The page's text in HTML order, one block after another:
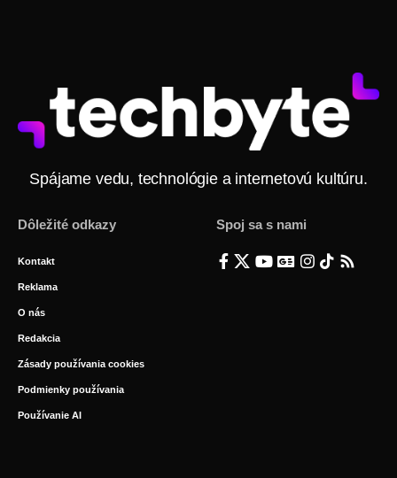
Spájame vedu, technológie a internetovú kultúru.
Dôležité odkazy
Kontakt
Reklama
O nás
Redakcia
Zásady používania cookies
Podmienky používania
Používanie AI
Spoj sa s nami